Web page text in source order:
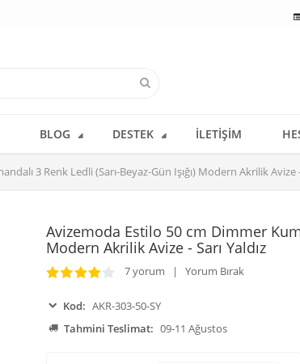
BLOG DESTEK İLETIŞIM
3 Renk Ledli (Sarı-Beyaz-Gün Işığı) Modern Akrilik Avize -
Avizemoda Estilo 50 cm Dimmer
Modern Akrilik Avize - Sarı Yaldız
7 yorum | Yorum Bırak
Kod: AKR-303-50-SY
Tahmini Teslimat: 09-11 Ağustos